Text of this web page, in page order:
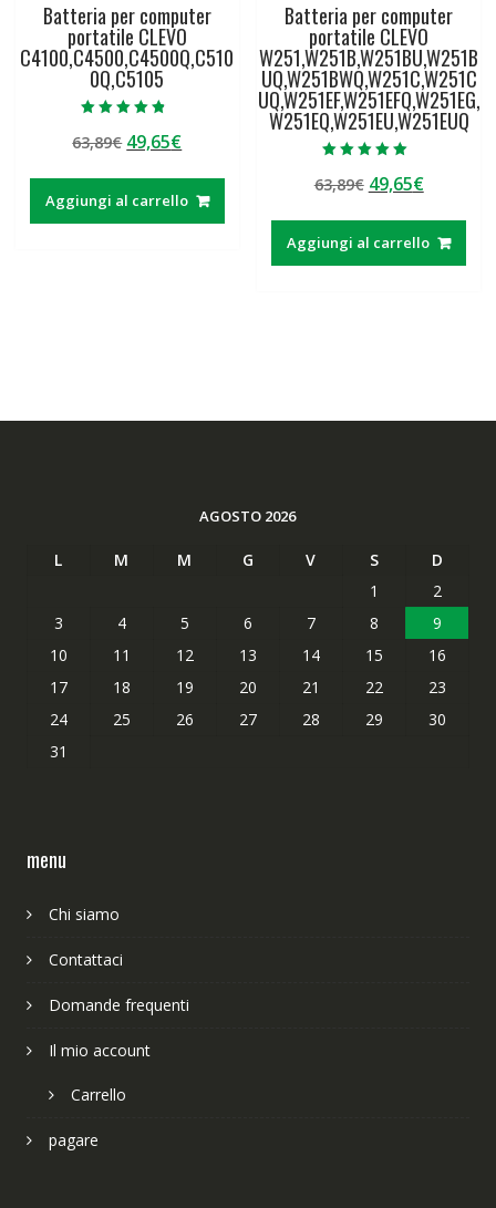
Batteria per computer
portatile CLEVO
C4100,C4500,C4500Q,C510
0Q,C5105
4.50
su 5
63,89€ Il
originale
era:
49,65€Il
attuale
è:
Aggiungi al carrello
Batteria per computer
portatile CLEVO
W251,W251B,W251BU,W251B
UQ,W251BWQ,W251C,W251C
UQ,W251EF,W251EFQ,W251EG,
W251EQ,W251EU,W251EUQ
5.00
su 5
63,89€ Il
originale
era:
49,65€Il
attuale
è:
Aggiungi al carrello
AGOSTO 2026
L M M G V S
D
1
2
3
4 5 6 7 8
9
10
11 12 13 14 15
16
17
18 19 20 21 22
23
24
25 26 27 28 29
30
31
menu
Chi siamo
Contattaci
Domande frequenti
Il mio account
Carrello
pagare